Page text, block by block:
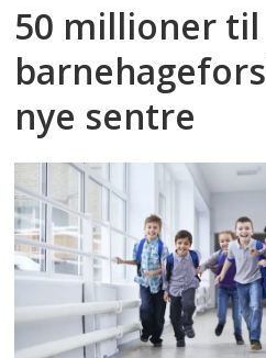
50 millioner til
nye sentre